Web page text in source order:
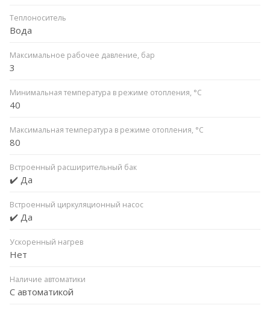
Теплоноситель
Вода
Максимальное рабочее давление, бар
3
Минимальная температура в режиме отопления, °C
40
Максимальная температура в режиме отопления, °C
80
Встроенный расширительный бак
✔️ Да
Встроенный циркуляционный насос
✔️ Да
Ускоренный нагрев
Нет
Наличие автоматики
С автоматикой